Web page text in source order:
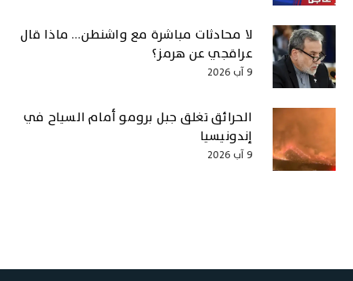
لا محادثات مباشرة مع واشنطن… ماذا قال
عراقجي عن هرمز؟
9 آب 2026
الحرائق تغلق جبل برومو أمام السياح في
إندونيسيا
9 آب 2026